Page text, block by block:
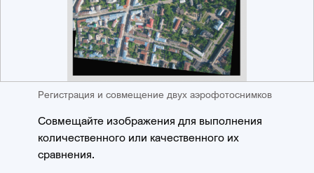
Регистрация и совмещение двух аэрофотоснимков
Совмещайте изображения для выполнения
количественного или качественного их
сравнения.